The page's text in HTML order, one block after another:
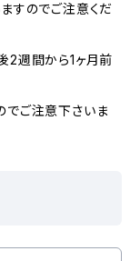
すのでご注意くだ
2週間から1ヶ月前
ご注意下さいま